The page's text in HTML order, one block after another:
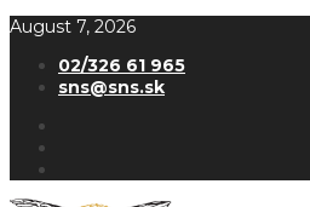
August 7, 2026
02/326 61 965
sns@sns.sk